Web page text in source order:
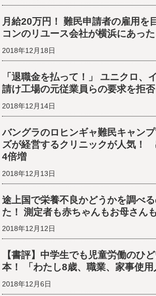
月給20万円！ 難民申請者の雇用を
コンのリユース会社が横浜にあった
2018年12月18日
「退職金を払って！」 ユニクロ、
請け工場の元従業員らの要求を拒否
2018年12月14日
バングラのロヒンギャ難民キャン
ズが経営するクリニックが人気！
4倍増
2018年12月13日
途上国で栄養不良かどうかを調べ
た！ 測定者も赤ちゃんもお母さ
2018年12月12日
【書評】中学生でも児童労働のひ
本！ 「わたし8歳、職業、家事使用
2018年12月6日